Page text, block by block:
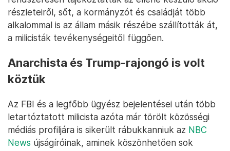
részleteiről, sőt, a kormányzót és családját több
alkalommal is az állam másik részébe szállították át,
a milicisták tevékenységeitől függően.
Anarchista és Trump-rajongó is volt
köztük
Az FBI és a legfőbb ügyész bejelentései után több
letartóztatott milicista azóta már törölt közösségi
médiás profiljára is sikerült rábukkanniuk az NBC
News újságíróinak, aminek köszönhetően sok